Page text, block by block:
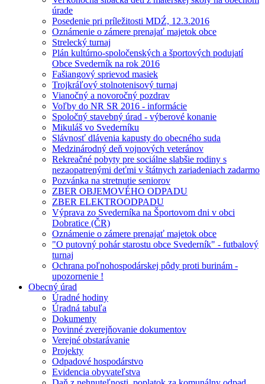
úrade
Posedenie pri príležitosti MDŹ, 12.3.2016
Oznámenie o zámere prenajať majetok obce
Strelecký turnaj
Plán kultúrno-spoločenských a športových podujatí
Obce Svederník na rok 2016
Fašiangový sprievod masiek
Trojkráľový stolnotenisový turnaj
Vianočný a novoročný pozdrav
Voľby do NR SR 2016 - informácie
Spoločný stavebný úrad - výberové konanie
Mikuláš vo Svederníku
Slávnosť dlávenia kapusty do obecného suda
Medzinárodný deň vojnových veteránov
Rekreačné pobyty pre sociálne slabšie rodiny s
nezaopatrenými deťmi v štátnych zariadeniach zadarmo
Pozvánka na stretnutie seniorov
ZBER OBJEMOVÉHO ODPADU
ZBER ELEKTROODPADU
Výprava zo Svederníka na Športovom dni v obci
Dobratice (ČR)
Oznámenie o zámere prenajať majetok obce
"O putovný pohár starostu obce Svederník" - futbalový
turnaj
Ochrana poľnohospodárskej pôdy proti burinám -
upozornenie !
Obecný úrad
Úradné hodiny
Úradná tabuľa
Dokumenty
Povinné zverejňovanie dokumentov
Verejné obstarávanie
Projekty
Odpadové hospodárstvo
Evidencia obyvateľstva